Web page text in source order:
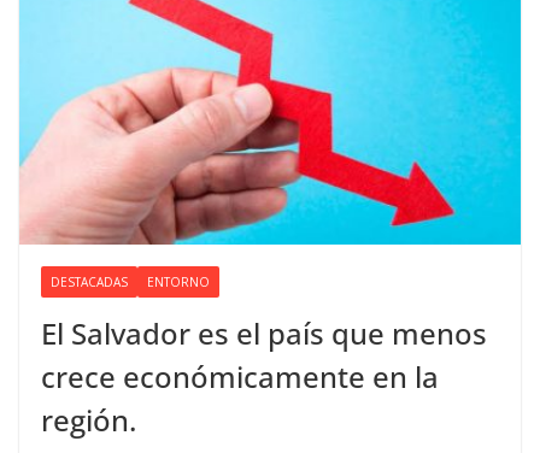
DESTACADAS ENTORNO
El Salvador es el país que menos
crece económicamente en la
región.